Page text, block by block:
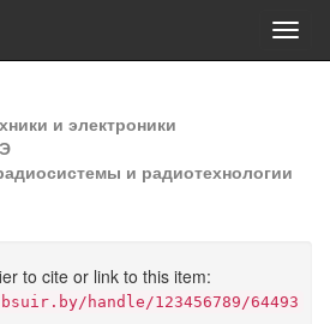
и электроники
и радиотехнологии
to cite or link to this item:
handle/123456789/64493